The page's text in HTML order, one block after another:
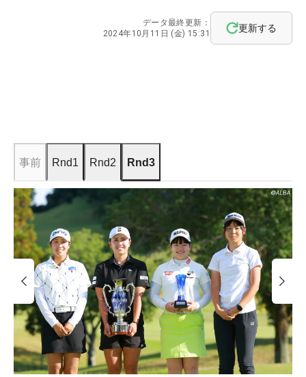
データ最終更新：
2024年10月11日 (金) 15:31
更新する
事前 Rnd1 Rnd2 Rnd3